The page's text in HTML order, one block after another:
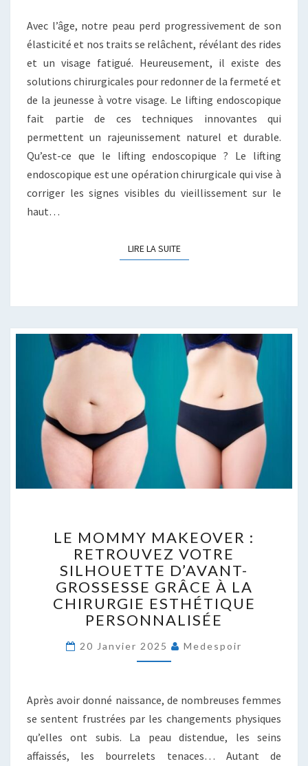
Avec l’âge, notre peau perd progressivement de son
élasticité et nos traits se relâchent, révélant des rides
et un visage fatigué. Heureusement, il existe des
solutions chirurgicales pour redonner de la fermeté et
de la jeunesse à votre visage. Le lifting endoscopique
fait partie de ces techniques innovantes qui
permettent un rajeunissement naturel et durable.
Qu’est-ce que le lifting endoscopique ? Le lifting
endoscopique est une opération chirurgicale qui vise à
corriger les signes visibles du vieillissement sur le
haut…
LIRE LA SUITELIRE LA SUITE
MOMMY
MAKEOVER
RETROUVEZ
VOTRE
SILHOUETTE
D’AVANT-
GROSSESSE
GRÂCE
CHIRURGIE
ESTHÉTIQUE
PERSONNALISÉE
LE MOMMY MAKEOVER :
RETROUVEZ VOTRE
SILHOUETTE D’AVANT-
GROSSESSE GRÂCE À LA
CHIRURGIE ESTHÉTIQUE
PERSONNALISÉE
20 Janvier 2025 Medespoir
Après avoir donné naissance, de nombreuses femmes
se sentent frustrées par les changements physiques
qu’elles ont subis. La peau distendue, les seins
affaissés, les bourrelets tenaces… Autant de